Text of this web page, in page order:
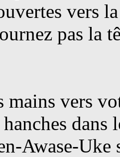
vers
pas la
mains vers
dans
Awase-Uke